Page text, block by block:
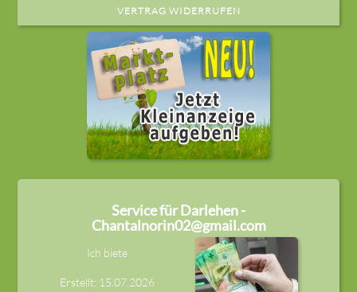
VERTRAG WIDERRUFEN
Service für Darlehen -
Chantalnorin02@gmail.com
Ich biete
Erstellt: 15.07.2026